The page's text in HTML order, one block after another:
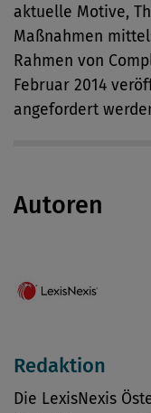
aktuelle Motive,
Maßnahmen
Rahmen von
Februar 2014
angefordert
Autoren
Redaktion
Die LexisNexis